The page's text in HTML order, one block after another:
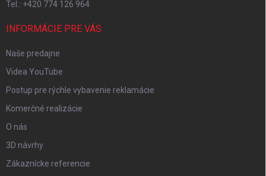
Tel.: +420 774 126 964
INFORMÁCIE PRE VÁS
Naše predajne
Videa YouTube
Postup pre rýchle vybavenie reklamácie
Komerčné realizácie
O nás
3D návrhy
Zákaznícke referencie